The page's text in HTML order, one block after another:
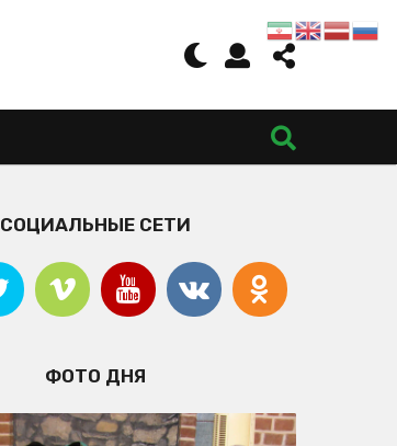
СОЦИАЛЬНЫЕ СЕТИ
ФОТО ДНЯ